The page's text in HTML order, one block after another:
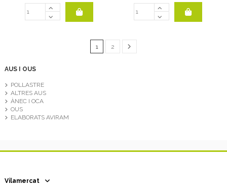
1 2
AUS I OUS
POLLASTRE
ALTRES AUS
ÀNEC I OCA
OUS
ELABORATS AVIRAM
Vilamercat